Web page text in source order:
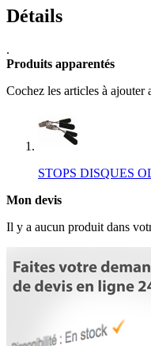
Détails
.
Produits apparentés
Cochez les articles à ajouter
STOPS DISQUES
Mon devis
Il y a aucun produit dans